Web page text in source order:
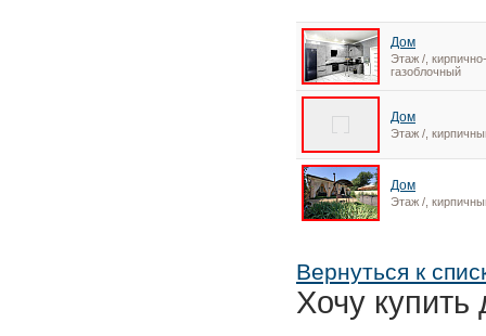
Дом
Этаж /, кирпично-
газоблочный
Дом
Этаж /,
Дом
Этаж /,
Вернуться к
Хочу купить